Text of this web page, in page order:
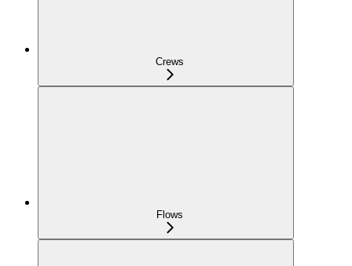
Crews
Flows